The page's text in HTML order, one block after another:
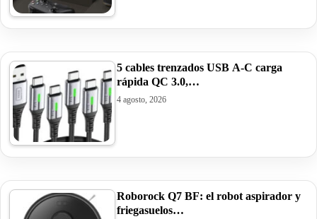
5 cables trenzados USB A-C carga
rápida QC 3.0,…
4 agosto, 2026
Roborock Q7 BF: el robot aspirador y
friegasuelos…